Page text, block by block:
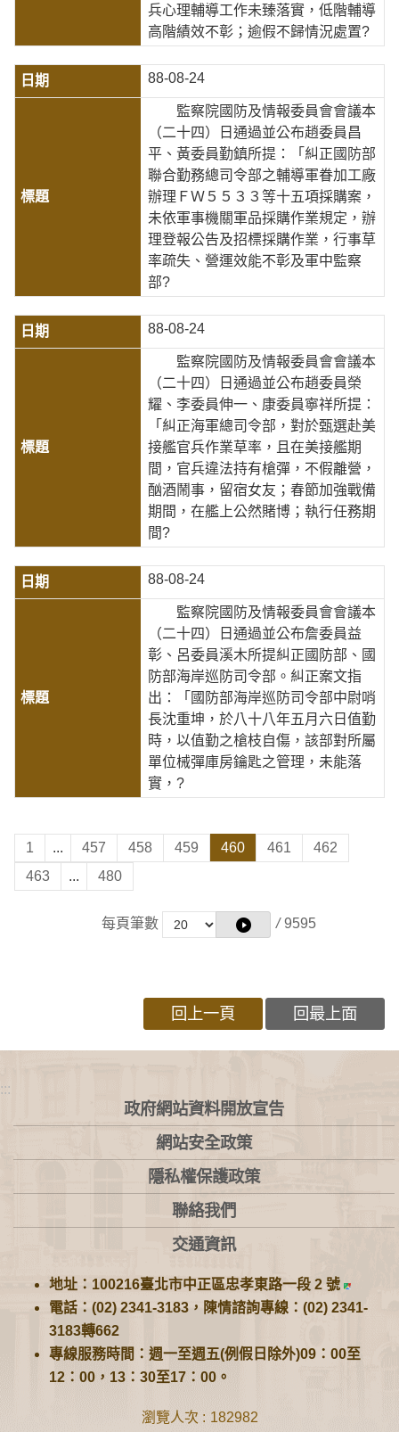
兵心理輔導工作未臻落實，低階輔導
高階績效不彰；逾假不歸情況處置?
88-08-24
監察院國防及情報委員會會議本
（二十四）日通過並公布趙委員昌
平、黃委員勤鎮所提：「糾正國防部
聯合勤務總司令部之輔導軍眷加工廠
辦理ＦＷ５５３３等十五項採購案，
未依軍事機關軍品採購作業規定，辦
理登報公告及招標採購作業，行事草
率疏失、營運效能不彰及軍中監察
部?
88-08-24
監察院國防及情報委員會會議本
（二十四）日通過並公布趙委員榮
耀、李委員伸一、康委員寧祥所提：
「糾正海軍總司令部，對於甄選赴美
接艦官兵作業草率，且在美接艦期
間，官兵違法持有槍彈，不假離營，
酗酒鬧事，留宿女友；春節加強戰備
期間，在艦上公然賭博；執行任務期
間?
88-08-24
監察院國防及情報委員會會議本
（二十四）日通過並公布詹委員益
彰、呂委員溪木所提糾正國防部、國
防部海岸巡防司令部。糾正案文指
出：「國防部海岸巡防司令部中尉哨
長沈重坤，於八十八年五月六日值勤
時，以值勤之槍枝自傷，該部對所屬
單位械彈庫房鑰匙之管理，未能落
實，?
1 ... 457 458 459 460 461
462
463
... 480
每頁筆數 / 9595
回上一頁 回最上面
:::
政府網站資料開放宣告
網站安全政策
隱私權保護政策
聯絡我們
交通資訊
地址：100216臺北市中正區忠孝東路一段 2 號
電話：(02) 2341-3183，陳情諮詢專線：(02) 2341-
3183轉662
專線服務時間：週一至週五(例假日除外)09：00至
12：00，13：30至17：00。
瀏覽人次 182982